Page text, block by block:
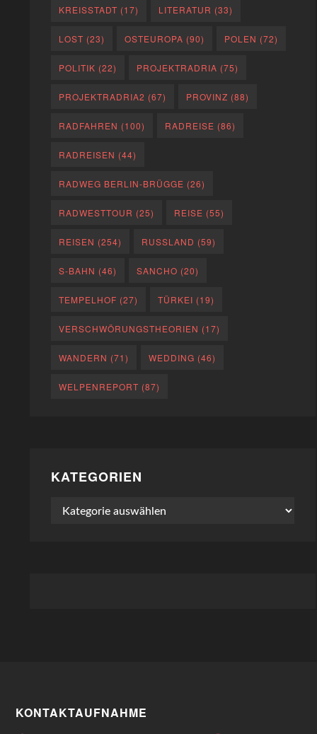
KREISSTADT (17) LITERATUR (33)
LOST (23) OSTEUROPA (90) POLEN (72)
POLITIK (22) PROJEKTRADRIA (75)
PROJEKTRADRIA2 (67) PROVINZ (88)
RADFAHREN (100) RADREISE (86)
RADREISEN (44)
RADWEG BERLIN-BRÜGGE (26)
RADWESTTOUR (25) REISE (55)
REISEN (254) RUSSLAND (59)
S-BAHN (46) SANCHO (20)
TEMPELHOF (27) TÜRKEI (19)
VERSCHWÖRUNGSTHEORIEN (17)
WANDERN (71) WEDDING (46)
WELPENREPORT (87)
KATEGORIEN
Kategorien
KONTAKTAUFNAHME